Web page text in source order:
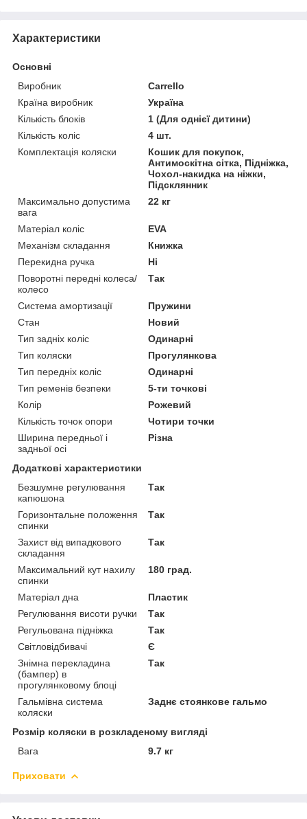
Характеристики
Основні
Виробник
Carrello
Країна виробник
Україна
Кількість блоків
1 (Для однієї дитини)
Кількість коліс
4 шт.
Комплектація коляски
Кошик для покупок,
Антимоскітна сітка, Підніжка,
Чохол-накидка на ніжки,
Підсклянник
Максимально допустима
вага
22 кг
Матеріал коліс
EVA
Механізм складання
Книжка
Перекидна ручка
Ні
Поворотні передні колеса/
колесо
Так
Система амортизації
Пружини
Стан
Новий
Тип задніх коліс
Одинарні
Тип коляски
Прогулянкова
Тип передніх коліс
Одинарні
Тип ременів безпеки
5-ти точкові
Колір
Рожевий
Кількість точок опори
Чотири точки
Ширина передньої і
задньої осі
Різна
Додаткові характеристики
Безшумне регулювання
капюшона
Так
Горизонтальне положення
спинки
Так
Захист від випадкового
складання
Так
Максимальний кут нахилу
спинки
180 град.
Матеріал дна
Пластик
Регулювання висоти ручки
Так
Регульована підніжка
Так
Світловідбивачі
Є
Знімна перекладина
(бампер) в
прогулянковому блоці
Так
Гальмівна система
коляски
Заднє стоянкове гальмо
Розмір коляски в розкладеному вигляді
Вага
9.7 кг
Приховати